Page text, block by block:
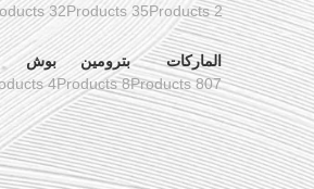
2 Products
35 Products
32 Products
الماركات
807 Products
بترومين
8 Products
بوش
4 Products